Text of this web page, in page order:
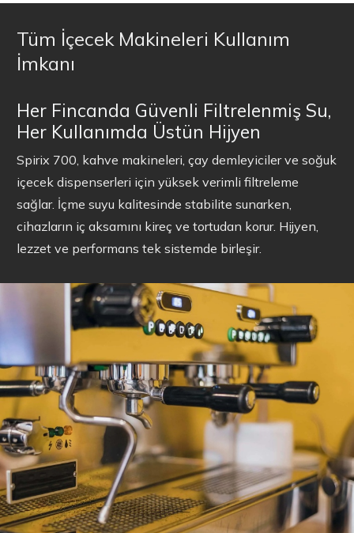
Tüm İçecek Makineleri Kullanım
İmkanı
Her Fincanda Güvenli Filtrelenmiş Su,
Her Kullanımda Üstün Hijyen
Spirix 700, kahve makineleri, çay demleyiciler ve soğuk
içecek dispenserleri için yüksek verimli filtreleme
sağlar. İçme suyu kalitesinde stabilite sunarken,
cihazların iç aksamını kireç ve tortudan korur. Hijyen,
lezzet ve performans tek sistemde birleşir.